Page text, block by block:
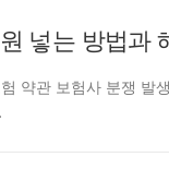
넣는 방법과
약관 보험사 분쟁